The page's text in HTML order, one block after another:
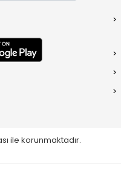
ile korunmaktadır.